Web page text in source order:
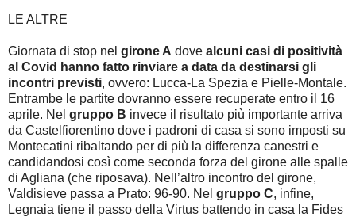
LE ALTRE
Giornata di stop nel girone A dove alcuni casi di positività
al Covid hanno fatto rinviare a data da destinarsi gli
incontri previsti, ovvero: Lucca-La Spezia e Pielle-Montale.
Entrambe le partite dovranno essere recuperate entro il 16
aprile. Nel gruppo B invece il risultato più importante arriva
da Castelfiorentino dove i padroni di casa si sono imposti su
Montecatini ribaltando per di più la differenza canestri e
candidandosi così come seconda forza del girone alle spalle
di Agliana (che riposava). Nell’altro incontro del girone,
Valdisieve passa a Prato: 96-90. Nel gruppo C, infine,
Legnaia tiene il passo della Virtus battendo in casa la Fides